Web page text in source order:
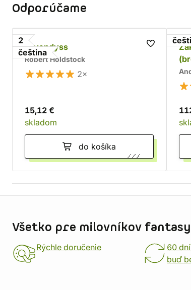
Odporúčame
2
čeština
Lavondyss
Robert Holdstock
2×
15,12 €
skladom
do košíka
Všetko pre milovníkov
Rýchle doručenie
60
buď